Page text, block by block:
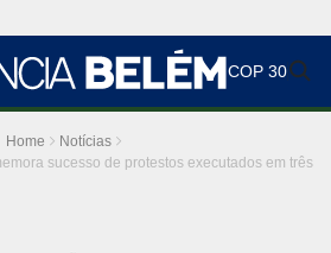
COP 30
Home
Notícias
sucesso de protestos executados em três